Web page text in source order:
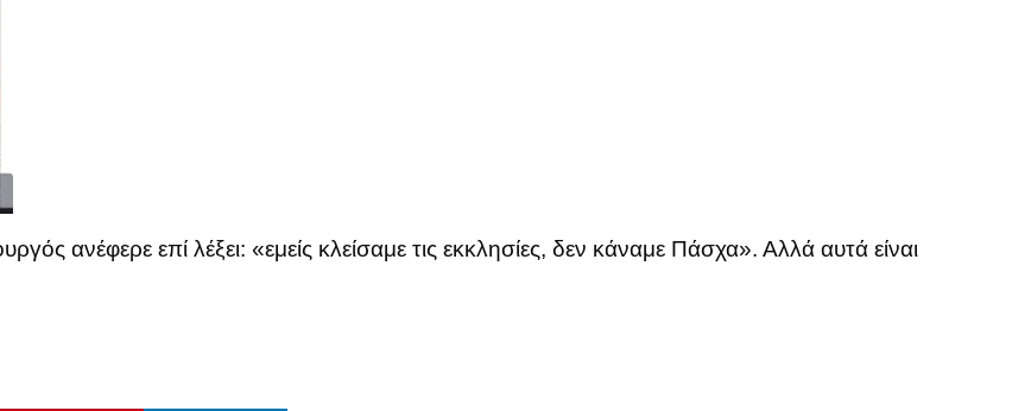
ανέφερε επί λέξει: «εμείς κλείσαμε τις εκκλησίες, δεν κάναμε Πάσχα». Αλλά αυτά είναι